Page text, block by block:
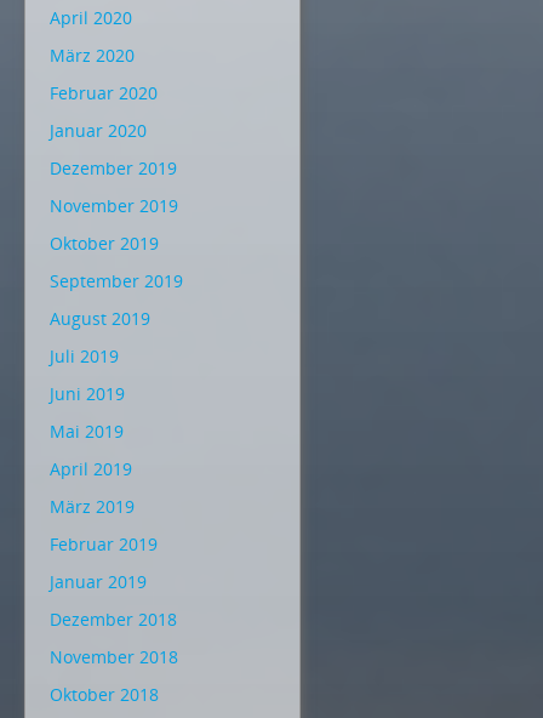
April 2020
März 2020
Februar 2020
Januar 2020
Dezember 2019
November 2019
Oktober 2019
September 2019
August 2019
Juli 2019
Juni 2019
Mai 2019
April 2019
März 2019
Februar 2019
Januar 2019
Dezember 2018
November 2018
Oktober 2018